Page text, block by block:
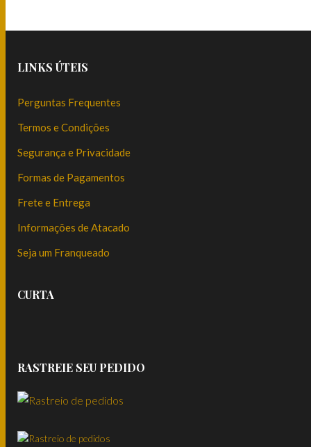
LINKS ÚTEIS
Perguntas Frequentes
Termos e Condições
Segurança e Privacidade
Formas de Pagamentos
Frete e Entrega
Informações de Atacado
Seja um Franqueado
CURTA
RASTREIE SEU PEDIDO